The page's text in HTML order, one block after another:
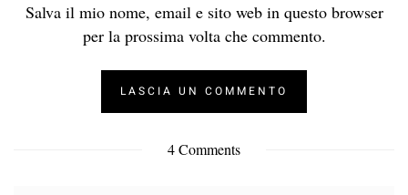
Salva il mio nome, email e sito web in questo browser
per la prossima volta che commento.
4 Comments